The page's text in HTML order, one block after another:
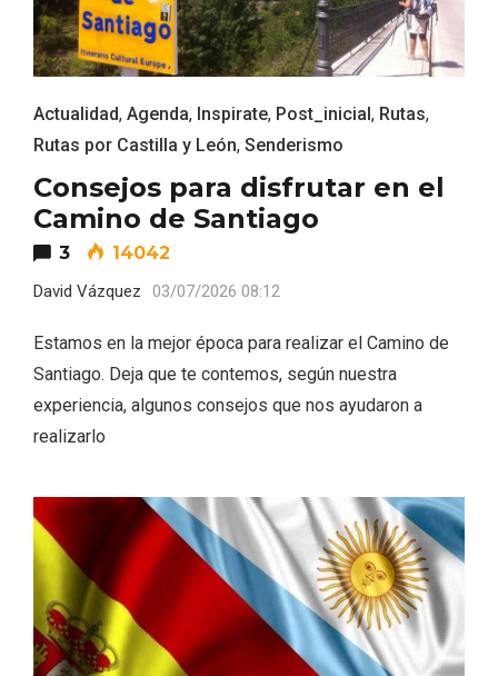
Actualidad, Agenda, Inspirate, Post_inicial, Rutas,
Rutas por Castilla y León, Senderismo
Consejos para disfrutar en el
Camino de Santiago
3 14042
David Vázquez 03/07/2026 08:12
Estamos en la mejor época para realizar el Camino de
Santiago. Deja que te contemos, según nuestra
experiencia, algunos consejos que nos ayudaron a
realizarlo
VII Feria del Vino de Sotillo 2026 ‘Sotillo,
Feria del Vino de Toro 2026; descubre
“Otros Vinos de Toro”